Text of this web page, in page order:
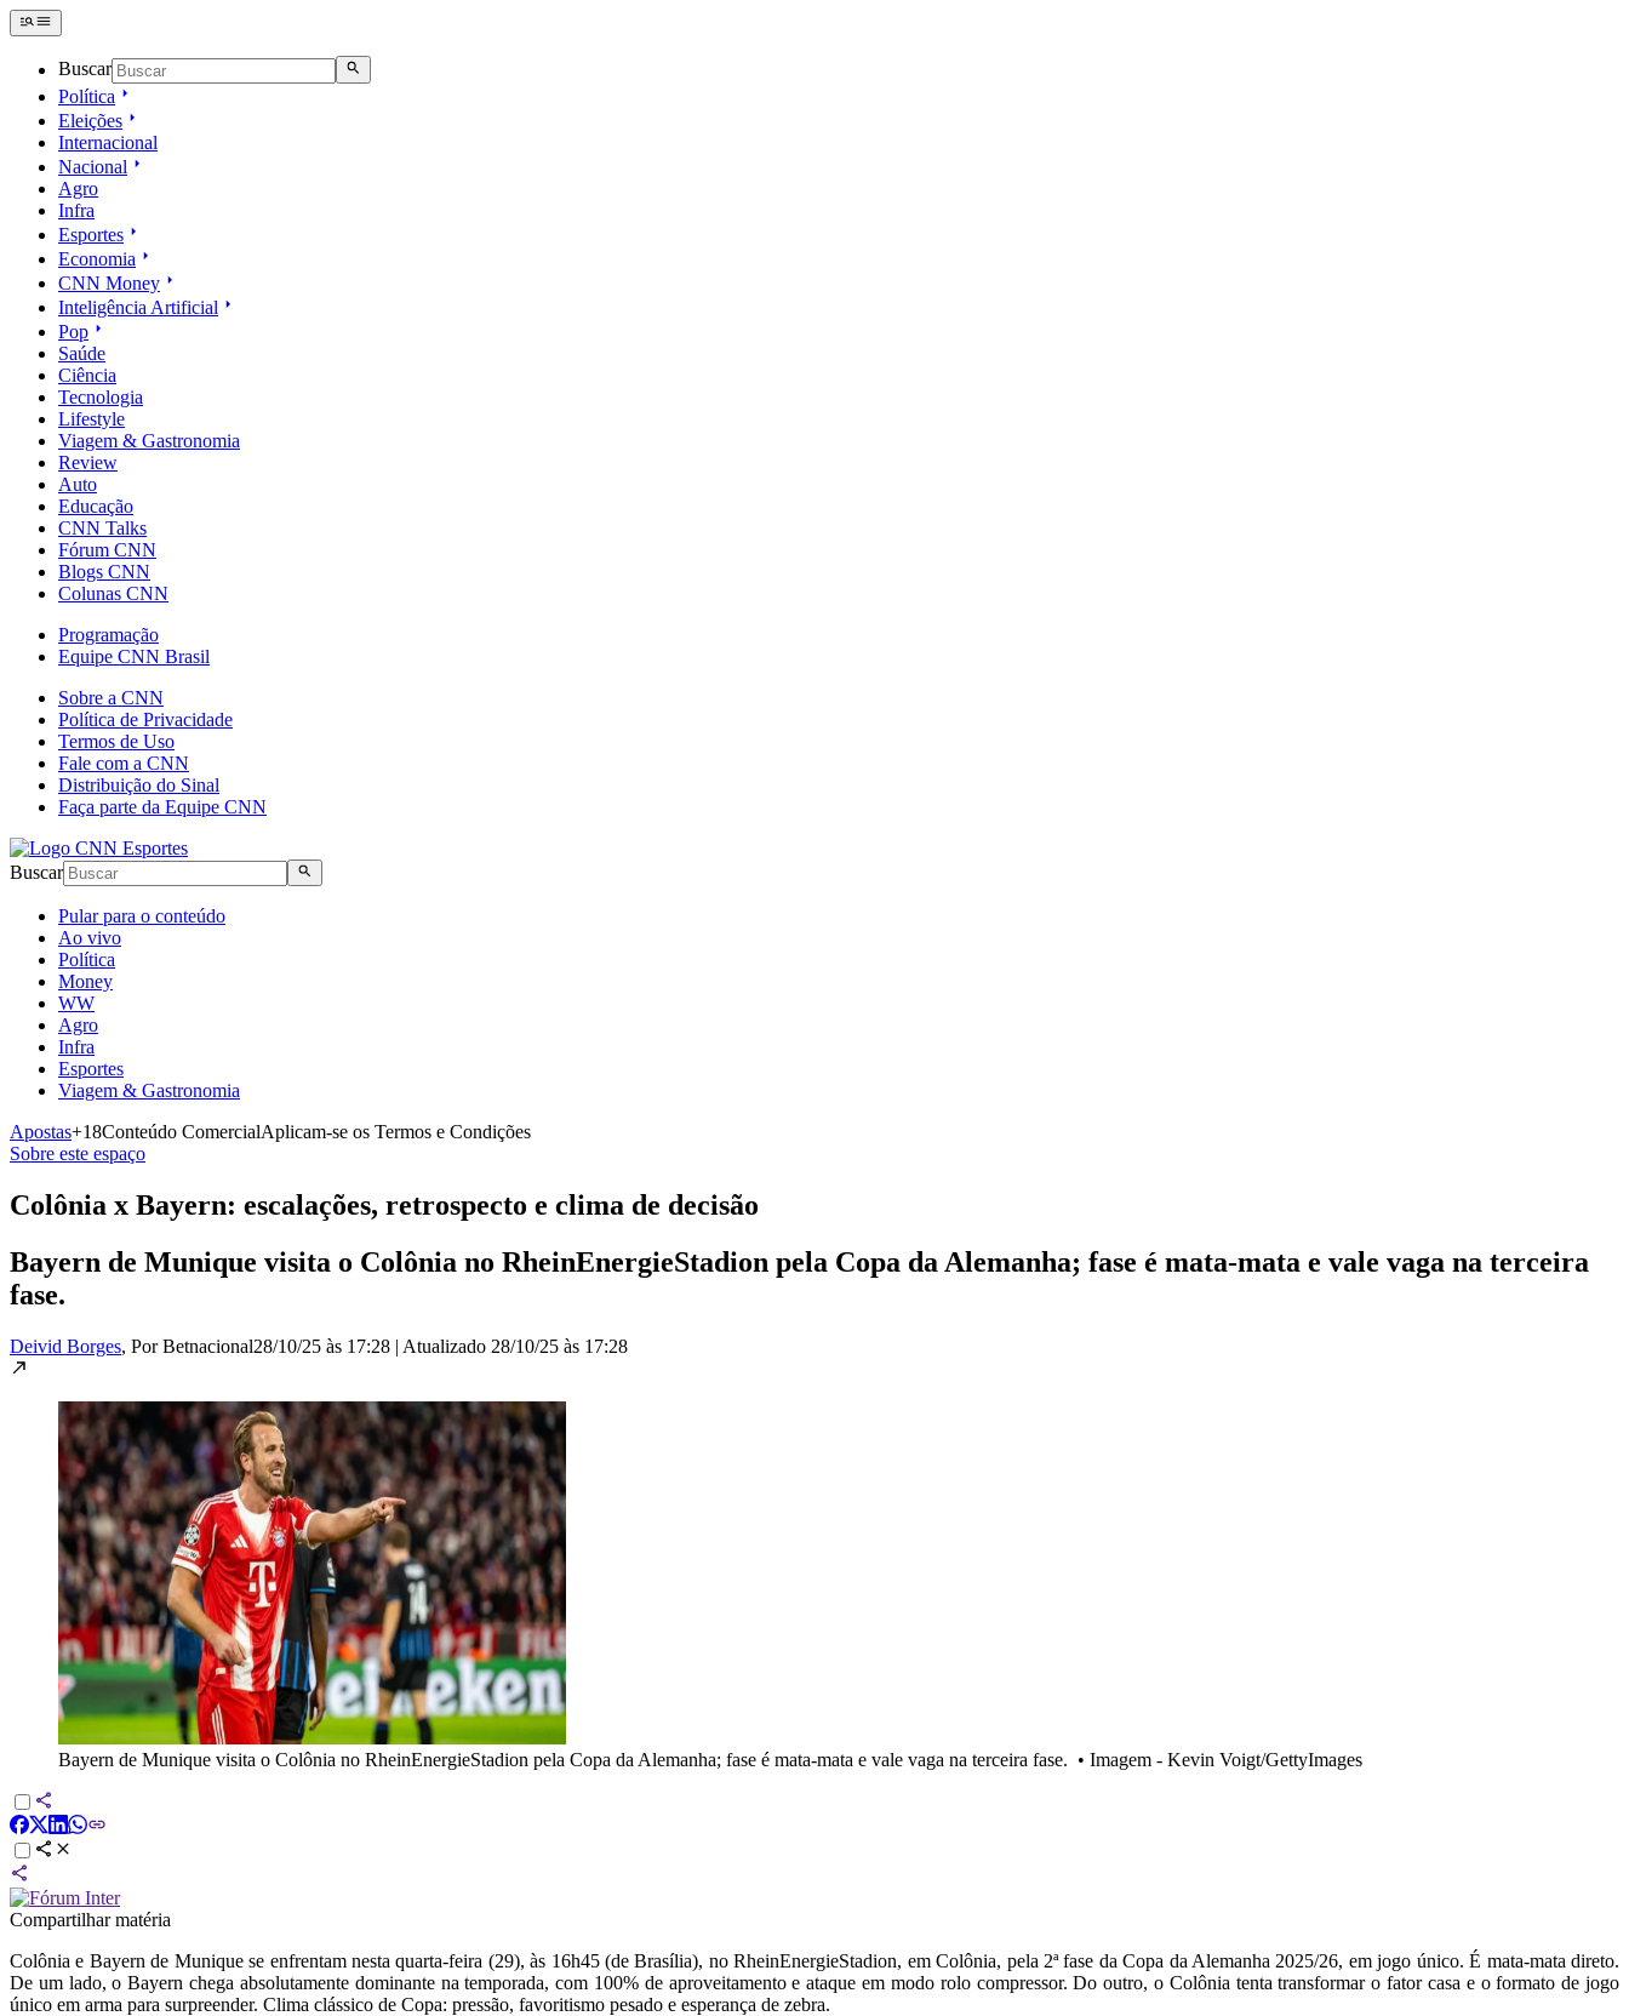
Buscar
Política
Eleições
Internacional
Nacional
Agro
Infra
Esportes
Economia
CNN Money
Inteligência Artificial
Pop
Saúde
Ciência
Tecnologia
Lifestyle
Viagem & Gastronomia
Review
Auto
Educação
CNN Talks
Fórum CNN
Blogs CNN
Colunas CNN
Programação
Equipe CNN Brasil
Sobre a CNN
Política de Privacidade
Termos de Uso
Fale com a CNN
Distribuição do Sinal
Faça parte da Equipe CNN
Buscar
Pular para o conteúdo
Ao vivo
Política
Money
WW
Agro
Infra
Esportes
Viagem & Gastronomia
Apostas+18Conteúdo ComercialAplicam-se os Termos e Condições
Sobre este espaço
Colônia x Bayern: escalações, retrospecto e clima de decisão
Bayern de Munique visita o Colônia no RheinEnergieStadion pela Copa da Alemanha; fase é mata-mata e vale vaga na terceira
fase.
Deivid Borges, Por Betnacional28/10/25 às 17:28 | Atualizado 28/10/25 às 17:28
Bayern de Munique visita o Colônia no RheinEnergieStadion pela Copa da Alemanha; fase é mata-mata e vale vaga na terceira fase. • Imagem - Kevin Voigt/GettyImages
Compartilhar matéria
Colônia e Bayern de Munique se enfrentam nesta quarta-feira (29), às 16h45 (de Brasília), no RheinEnergieStadion, em Colônia, pela 2ª fase da Copa da Alemanha 2025/26, em jogo único. É mata-mata direto.
De um lado, o Bayern chega absolutamente dominante na temporada, com 100% de aproveitamento e ataque em modo rolo compressor. Do outro, o Colônia tenta transformar o fator casa e o formato de jogo
único em arma para surpreender. Clima clássico de Copa: pressão, favoritismo pesado e esperança de zebra.